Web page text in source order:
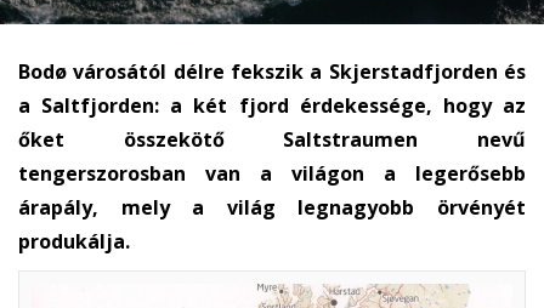
Bodø városától délre fekszik a Skjerstadfjorden és
a Saltfjorden: a két fjord érdekessége, hogy az
őket összekötő Saltstraumen nevű
tengerszorosban van a világon a legerősebb
árapály, mely a világ legnagyobb örvényét
produkálja.